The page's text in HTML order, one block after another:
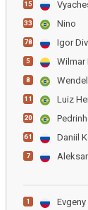
15
33 Nino
78 Igor
5 Wilmar
8 Wendel
11 Luiz
20
61 Daniil
7
1